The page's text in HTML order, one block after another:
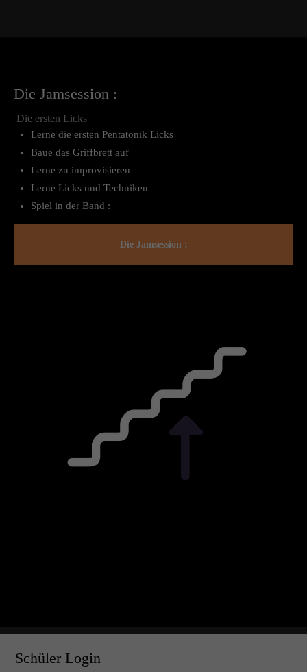
Die Jamsession :
Die ersten Licks
Lerne die ersten Pentatonik Licks
Baue das Griffbrett auf
Lerne zu improvisieren
Lerne Licks und Techniken
Spiel in der Band :
Die Jamsession :
Schüler Login